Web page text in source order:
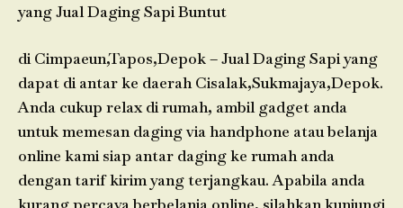
yang Jual Daging Sapi Buntut
di Cimpaeun,Tapos,Depok – Jual Daging Sapi yang
dapat di antar ke daerah Cisalak,Sukmajaya,Depok.
Anda cukup relax di rumah, ambil gadget anda
untuk memesan daging via handphone atau belanja
online kami siap antar daging ke rumah anda
dengan tarif kirim yang terjangkau. Apabila anda